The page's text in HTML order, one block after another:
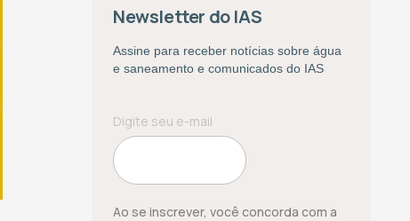
Newsletter do IAS
Assine para receber notícias sobre água
e saneamento e comunicados do IAS
Ao se inscrever, você concorda com a